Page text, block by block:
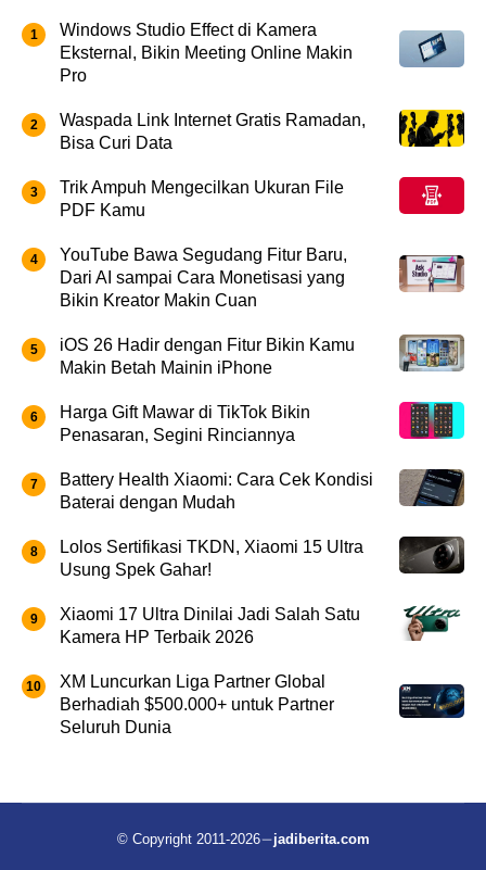
Windows Studio Effect di Kamera
Eksternal, Bikin Meeting Online Makin
Pro
Waspada Link Internet Gratis Ramadan,
Bisa Curi Data
Trik Ampuh Mengecilkan Ukuran File
PDF Kamu
YouTube Bawa Segudang Fitur Baru,
Dari AI sampai Cara Monetisasi yang
Bikin Kreator Makin Cuan
iOS 26 Hadir dengan Fitur Bikin Kamu
Makin Betah Mainin iPhone
Harga Gift Mawar di TikTok Bikin
Penasaran, Segini Rinciannya
Battery Health Xiaomi: Cara Cek Kondisi
Baterai dengan Mudah
Lolos Sertifikasi TKDN, Xiaomi 15 Ultra
Usung Spek Gahar!
Xiaomi 17 Ultra Dinilai Jadi Salah Satu
Kamera HP Terbaik 2026
XM Luncurkan Liga Partner Global
Berhadiah $500.000+ untuk Partner
Seluruh Dunia
© Copyright 2011-2026 jadiberita.com